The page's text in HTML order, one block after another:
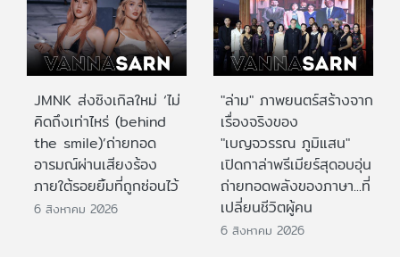
JMNK ส่งซิงเกิลใหม่ ‘ไม่
คิดถึงเท่าไหร่ (behind
the smile)’ถ่ายทอด
อารมณ์ผ่านเสียงร้อง
ภายใต้รอยยิ้มที่ถูกซ่อนไว้
6 สิงหาคม 2026
"ล่าม" ภาพยนตร์สร้างจาก
เรื่องจริงของ
"เบญจวรรณ ภูมิแสน"
เปิดกาล่าพรีเมียร์สุดอบอุ่น
ถ่ายทอดพลังของภาษา...ที่
เปลี่ยนชีวิตผู้คน
6 สิงหาคม 2026